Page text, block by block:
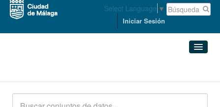
Select Language ▼
Iniciar Sesión